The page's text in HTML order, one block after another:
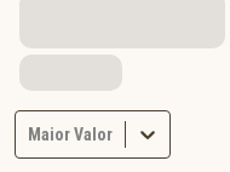
Maior Valor